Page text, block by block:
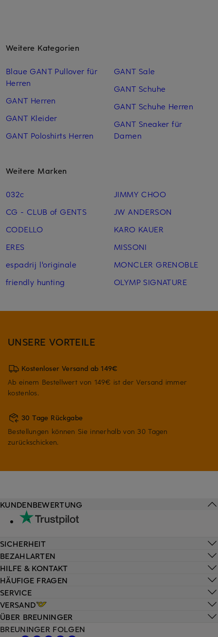
Weitere Kategorien
Blaue GANT Pullover für
Herren
GANT Herren
GANT Kleider
GANT Poloshirts Herren
GANT Sale
GANT Schuhe
GANT Schuhe Herren
GANT Sneaker für
Damen
Weitere Marken
032c
CG - CLUB of GENTS
CODELLO
ERES
espadrij l'originale
friendly hunting
JIMMY CHOO
JW ANDERSON
KARO KAUER
MISSONI
MONCLER GRENOBLE
OLYMP SIGNATURE
UNSERE VORTEILE
Kostenloser Versand ab 149€
Ab einem Bestellwert von 149€ ist der Versand immer
kostenlos.
30 Tage Rückgabe
Bestellungen können Sie innerhalb von 30 Tagen
zurückschicken.
HILFE & KONTAKT
HÄUFIGE FRAGEN
SERVICE
VERSAND
KUNDENBEWERTUNG
SICHERHEIT
BEZAHLARTEN
ÜBER BREUNINGER
BREUNINGER FOLGEN